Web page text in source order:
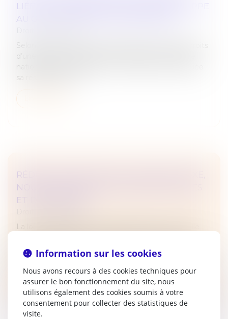
LIÉE À LA RÉSIDENCE PRINCIPALE ÉCHAPPE
AU GAGE COMMUN DES CRÉANCIERS
Selon l’article L.526-1 du Code de commerce, les droits
d’une personne physique immatriculée au registre
national des entreprises sur l’immeuble où est située
sa résidence princ...
RÉDUCTION DE CAPITAL : NOUVELLE TAXE,
NOUVELLES OBLIGATIONS DÉCLARATIVES
ET DE PAIEMENT
La loi de finances pour 2025 a instauré une nouvelle
rachat par certaines sociétés de leurs propres actions,
dont les modalité...
Lire la suite
Information sur les cookies
Nous avons recours à des cookies techniques pour
assurer le bon fonctionnement du site, nous
utilisons également des cookies soumis à votre
consentement pour collecter des statistiques de
visite.